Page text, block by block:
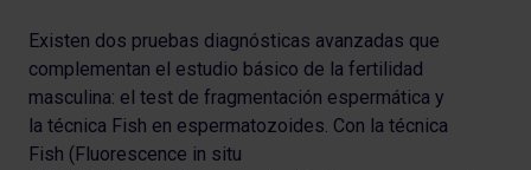
Existen dos pruebas diagnósticas avanzadas que
complementan el estudio básico de la fertilidad
masculina: el test de fragmentación espermática y
la técnica Fish en espermatozoides. Con la técnica
Fish (Fluorescence in situ